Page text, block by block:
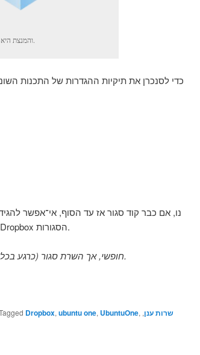
והמנצת היא ללא ספק הקופסה.
נו, אם כבר קוד סגור אז עד הסוף, אי־אפשר
חופשי שיוכל להתחרות ב־Ubuntu One* ו־Dropbox הסגורות.
– אמנם הקליינט של Ubuntu One חופשי, אך השרת סגור (כרגע בכל־אופן).
Dropbox, ubuntu one, UbuntuOne, שרות ענן,